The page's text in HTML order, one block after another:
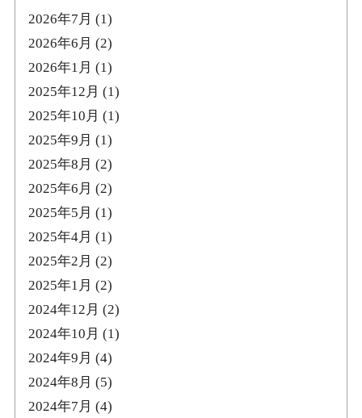
2026年7月 (1)
2026年6月 (2)
2026年1月 (1)
2025年12月 (1)
2025年10月 (1)
2025年9月 (1)
2025年8月 (2)
2025年6月 (2)
2025年5月 (1)
2025年4月 (1)
2025年2月 (2)
2025年1月 (2)
2024年12月 (2)
2024年10月 (1)
2024年9月 (4)
2024年8月 (5)
2024年7月 (4)